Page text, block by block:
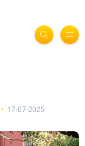
17-07-2025